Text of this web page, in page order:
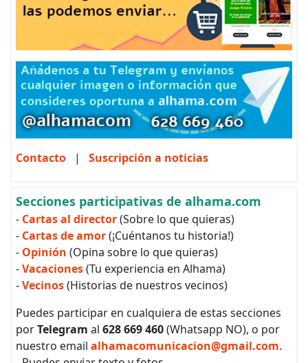
Contacto | Suscripción a noticias
Secciones participativas de alhama.com
- Cartas al director(Sobre lo que quieras)
- Cartas de amor(¡Cuéntanos tu historia!)
- Opinión (Opina sobre lo que quieras)
-Vacaciones(Tu experiencia en Alhama)
-Vecinos(Historias de nuestros vecinos)
Puedes participar en cualquiera de estas secciones
porTelegram al 628 669 460(Whatsapp NO), o por
nuestro email alhamacomunicacion@gmail.com.